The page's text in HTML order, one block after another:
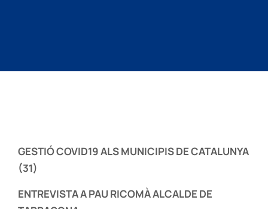
GESTIÓ COVID19 ALS MUNICIPIS DE CATALUNYA
(31)
ENTREVISTA A PAU RICOMÀ ALCALDE DE